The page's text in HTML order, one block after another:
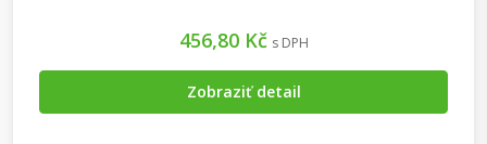
456,80 Kč s DPH
Zobraziť detail